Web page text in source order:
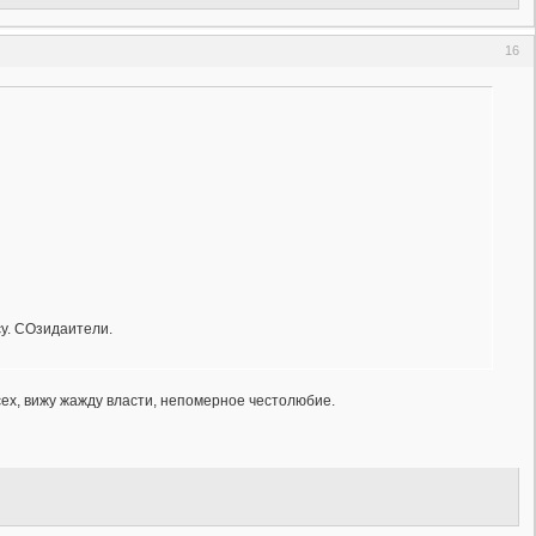
16
СОзидаители.
вижу жажду власти, непомерное честолюбие.